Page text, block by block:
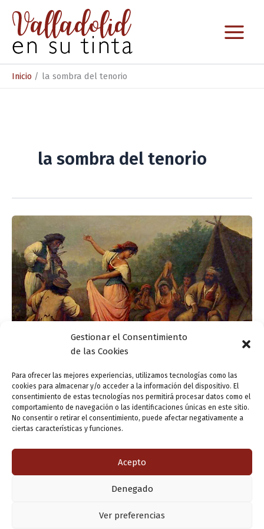
Gestionar el Consentimiento
de las Cookies
Para ofrecer las mejores experiencias, utilizamos tecnologías como las
cookies para almacenar y/o acceder a la información del dispositivo. El
consentimiento de estas tecnologías nos permitirá procesar datos como el
comportamiento de navegación o las identificaciones únicas en este sitio.
No consentir o retirar el consentimiento, puede afectar negativamente a
ciertas características y funciones.
Acepto
Denegado
Ver preferencias
contenido
Inicio la sombra del tenorio
la sombra del tenorio
‘Tiempo de Feria’ en la Casa del Poeta
ensutinta/ 9 septiembre, 2014
Siguen las Ferias y Fiestas de la Virgen de San Lorenzo
Copyright © 2026 Valladolid en su titna